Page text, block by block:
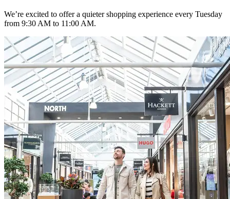
We’re excited to offer a quieter shopping experience every Tuesday
from 9:30 AM to 11:00 AM.